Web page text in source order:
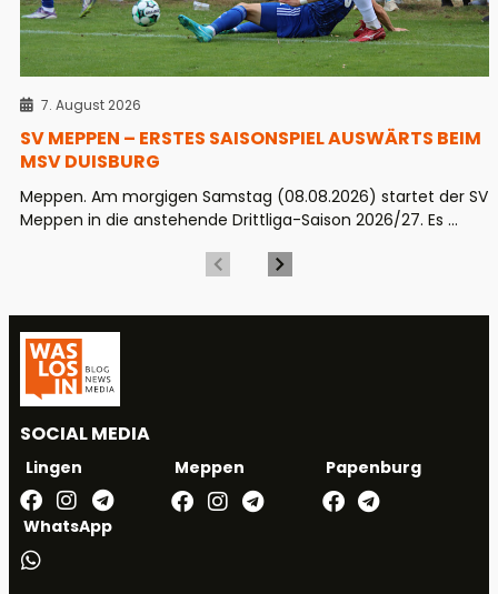
7. August 2026
SV MEPPEN – ERSTES SAISONSPIEL AUSWÄRTS BEIM
MSV DUISBURG
Meppen. Am morgigen Samstag (08.08.2026) startet der SV
Meppen in die anstehende Drittliga-Saison 2026/27. Es ...
SOCIAL MEDIA
Lingen Meppen Papenburg
WhatsApp